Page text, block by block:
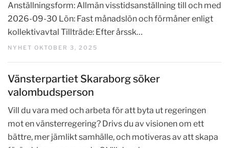
Anställningsform: Allmän visstidsanställning till och med
2026-09-30 Lön: Fast månadslön och förmåner enligt
kollektivavtal Tillträde: Efter årssk…
NYHET OKTOBER 3, 2025
Vänsterpartiet Skaraborg söker
valombudsperson
Vill du vara med och arbeta för att byta ut regeringen
mot en vänsterregering? Drivs du av visionen om ett
bättre, mer jämlikt samhälle, och motiveras av att skapa